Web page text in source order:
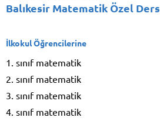
Balıkesir Matematik Özel Ders
İlkokul Öğrencilerine
1. sınıf matematik
2. sınıf matematik
3. sınıf matematik
4. sınıf matematik